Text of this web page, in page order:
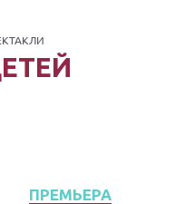
ПРЕМЬЕРА